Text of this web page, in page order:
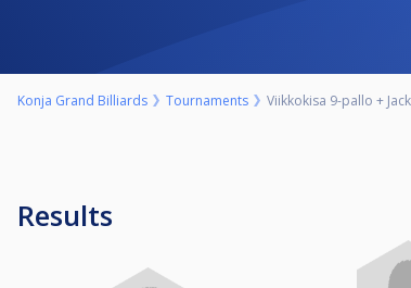
Konja Grand Billiards Tournaments Viikkokisa 9-pallo +
Results